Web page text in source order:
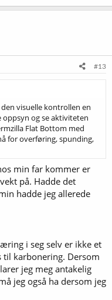
#13
visuelle kontrollen en
og se aktiviteten
Flat Bottom med
for overføring, spunding,
min far kommer er
på. Hadde det
hadde jeg allerede
i seg selv er ikke et
til karbonering. Dersom
jeg meg antakelig
jeg også ha dersom jeg